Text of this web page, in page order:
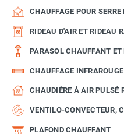
CHAUFFAGE POUR
RIDEAU D'AIR ET RIDEAU
PARASOL CHAUFFANT
CHAUFFAGE
CHAUDIÈRE À AIR PULSÉ
VENTILO-CONVECTEUR,
PLAFOND CHAUFFANT